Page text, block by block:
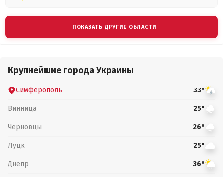
ПОКАЗАТЬ ДРУГИЕ ОБЛАСТИ
Крупнейшие города Украины
Симферополь 33°
Винница 25°
Черновцы 26°
Луцк 25°
Днепр 36°